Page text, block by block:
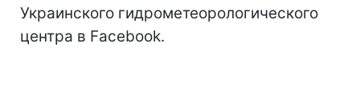
Украинского гидрометеорологического
центра в Facebook.